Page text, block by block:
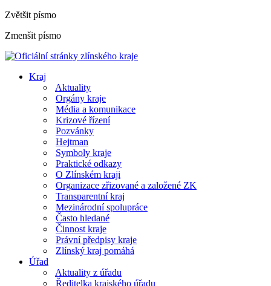
Zvětšit písmo
Zmenšit písmo
Kraj
Aktuality
Orgány kraje
Média a komunikace
Krizové řízení
Pozvánky
Hejtman
Symboly kraje
Praktické odkazy
O Zlínském kraji
Organizace zřizované a založené ZK
Transparentní kraj
Mezinárodní spolupráce
Často hledané
Činnost kraje
Právní předpisy kraje
Zlínský kraj pomáhá
Úřad
Aktuality z úřadu
Ředitelka krajského úřadu